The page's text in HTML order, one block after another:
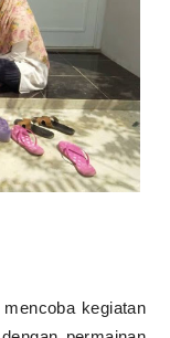
kegiatan